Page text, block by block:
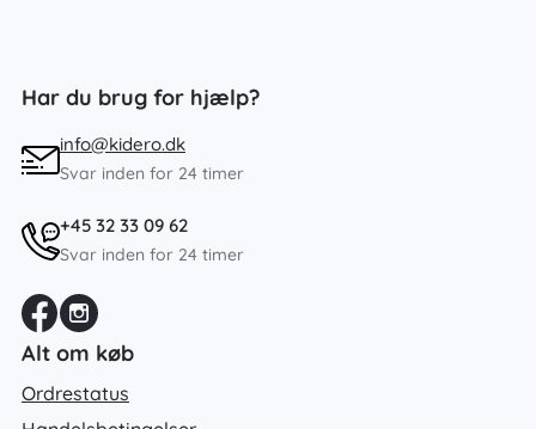
Har du brug for hjælp?
info@kidero.dk
Svar inden for 24 timer
+45 32 33 09 62
Svar inden for 24 timer
Alt om køb
Ordrestatus